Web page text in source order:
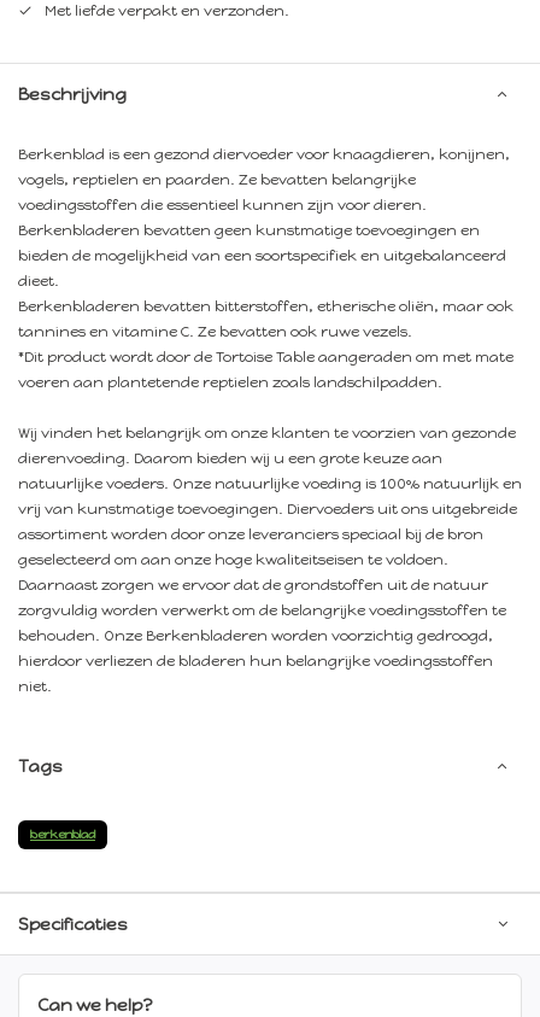
Met liefde verpakt en verzonden.
Beschrijving
Berkenblad is een gezond diervoeder voor knaagdieren, konijnen,
vogels, reptielen en paarden. Ze bevatten belangrijke
voedingsstoffen die essentieel kunnen zijn voor dieren.
Berkenbladeren bevatten geen kunstmatige toevoegingen en
bieden de mogelijkheid van een soortspecifiek en uitgebalanceerd
dieet.
Berkenbladeren bevatten bitterstoffen, etherische oliën, maar ook
tannines en vitamine C. Ze bevatten ook ruwe vezels.
*Dit product wordt door de Tortoise Table aangeraden om met mate
voeren aan plantetende reptielen zoals landschilpadden.
Wij vinden het belangrijk om onze klanten te voorzien van gezonde
dierenvoeding. Daarom bieden wij u een grote keuze aan
natuurlijke voeders. Onze natuurlijke voeding is 100% natuurlijk en
vrij van kunstmatige toevoegingen. Diervoeders uit ons uitgebreide
assortiment worden door onze leveranciers speciaal bij de bron
geselecteerd om aan onze hoge kwaliteitseisen te voldoen.
Daarnaast zorgen we ervoor dat de grondstoffen uit de natuur
zorgvuldig worden verwerkt om de belangrijke voedingsstoffen te
behouden. Onze Berkenbladeren worden voorzichtig gedroogd,
hierdoor verliezen de bladeren hun belangrijke voedingsstoffen
niet.
Tags
berkenblad
Specificaties
Can we help?